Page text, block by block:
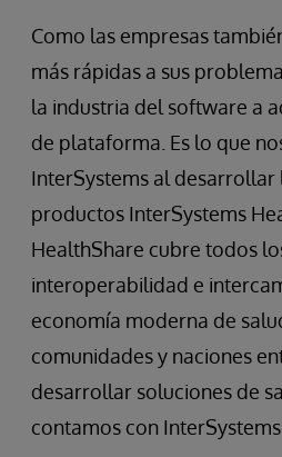
Como las empresas
más rápidas a sus
la industria del software a
de plataforma. Es lo que
InterSystems al desarrollar
productos InterSystems
HealthShare cubre todos
interoperabilidad e
economía moderna de
comunidades y naciones
desarrollar soluciones de
contamos con